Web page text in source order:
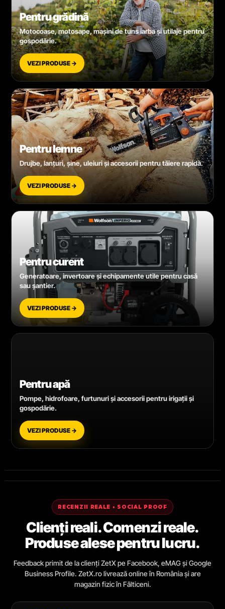
Pentru grădină
Motocoase, motosape, mașini de tuns iarba și utilaje pentru
gospodărie.
VEZI PRODUSE →
Pentru lemne
Drujbe, lanțuri, șine, uleiuri și accesorii pentru tăiere rapidă.
VEZI PRODUSE →
Pentru curent
Generatoare, invertoare și echipamente utile pentru casă
sau șantier.
VEZI PRODUSE →
Pentru apă
Pompe, hidrofoare, furtunuri și accesorii pentru irigații și
gospodărie.
VEZI PRODUSE →
RECENZII REALE • SOCIAL PROOF
Clienți reali. Comenzi reale.
Produse alese pentru lucru.
Feedback primit de la clienți ZetX pe Facebook, eMAG și Google
Business Profile. ZetX.ro livrează online în România și are
magazin fizic în Fălticeni.